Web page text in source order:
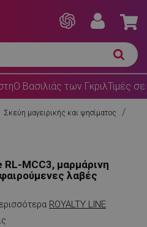
Ο Βασιλιάς των ΓκριλΤιμές σε
Σκεύη μαγειρικής και ψησίματος
MCC3, μαρμάρινη
λαβές
ROYALTY LINE